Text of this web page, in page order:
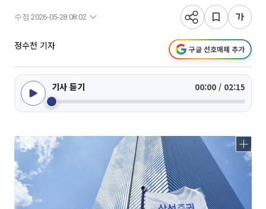
수정 2026-05-28 08:02
정수천 기자 구글 선호매체 추가
기사 듣기 00:00 / 02:15